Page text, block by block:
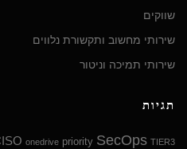
שווקים
שירותי מחשוב ותקשורת נלווים
שירותי תמיכה וניטור
תגיות
onedrive priority SecOps TIER3